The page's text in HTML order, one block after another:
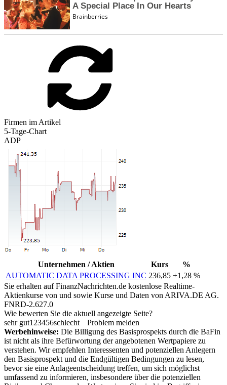
Firmen im Artikel
5-Tage-Chart
ADP
Unternehmen / Aktien Kurs
%
AUTOMATIC DATA PROCESSING INC 236,85 +1,28 %
Sie erhalten auf FinanzNachrichten.de kostenlose Realtime-
Aktienkurse von und sowie Kurse und Daten von ARIVA.DE AG.
FNRD-2.627.0
Wie bewerten Sie die aktuell angezeigte Seite?
sehr gut1 23456schlecht
Problem melden
Werbehinweise: Die Billigung des Basisprospekts durch die BaFin
ist nicht als ihre Befürwortung der angebotenen Wertpapiere zu
verstehen. Wir empfehlen Interessenten und potenziellen Anlegern
den Basisprospekt und die Endgültigen Bedingungen zu lesen,
bevor sie eine Anlageentscheidung treffen, um sich möglichst
umfassend zu informieren, insbesondere über die potenziellen